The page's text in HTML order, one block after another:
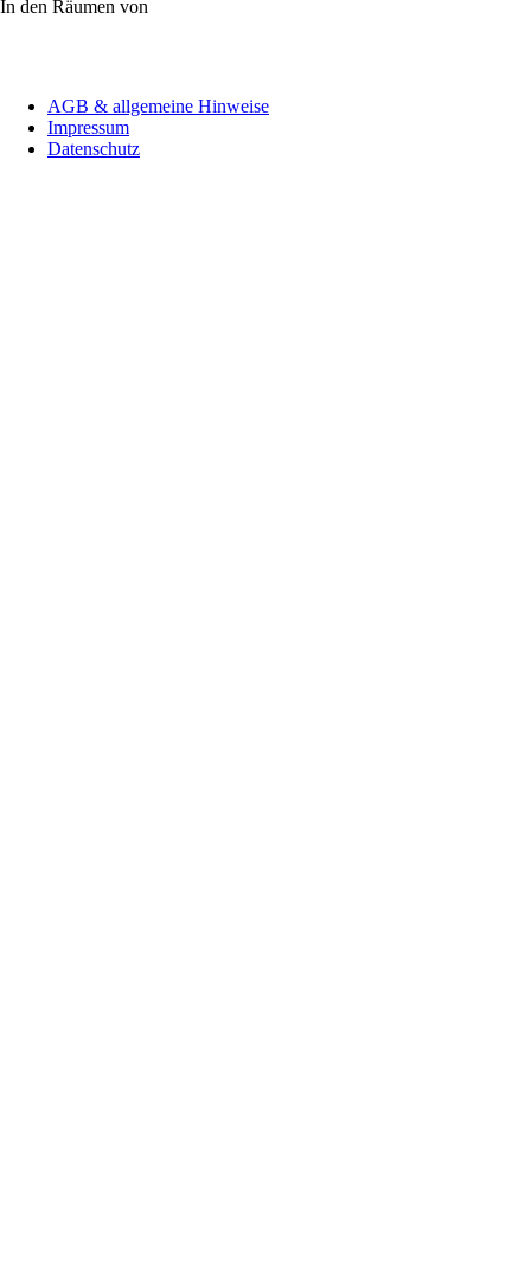
In den Räumen von
überspringenAGB & allgemeine Hinweise
Impressum
Datenschutz